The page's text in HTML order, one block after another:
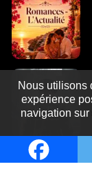
Nous utilisons
expérience
navigation